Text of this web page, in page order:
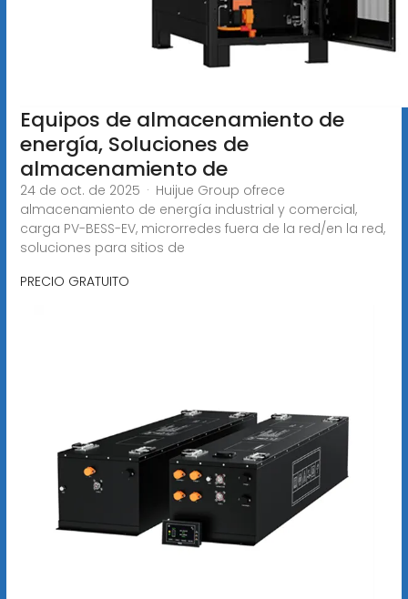
Equipos de almacenamiento de
energía, Soluciones de
almacenamiento de
24 de oct. de 2025 · Huijue Group ofrece
almacenamiento de energía industrial y comercial,
carga PV-BESS-EV, microrredes fuera de la red/en la red,
soluciones para sitios de
PRECIO GRATUITO